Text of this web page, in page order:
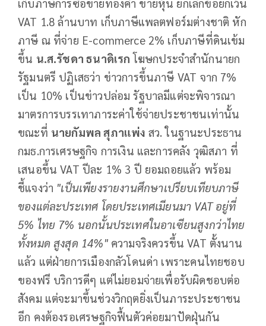
เก็บภาษีการซื้อขายทองคำ ขายหุ้น ยกเลิกข้อยกเว้น
VAT 1.8 ล้านบาท เก็บภาษีแพลตฟอร์มต่างชาติ หัก
ภาษี ณ ที่จ่าย E-commerce 2% เก็บภาษีที่ดินเข้ม
ขึ้น น.ส.รัชดา ธนาดิเรกโฆษกประจำสำนักนายก
รัฐมนตรี ปฏิเสธว่า ข่าวการขึ้นภาษี VAT จาก 7%
เป็น 10% เป็นข่าวปล่อม รัฐบาลมีแต่จะพิจารณา
มาตรการบรรเทาภาระค่าใช้จ่ายประชาชนเท่านั้น
ขณะที่ นายกัมพล สุภาแพ่ง สว. ในฐานะประธาน
กมธ.การเศรษฐกิจ การเงิน และการคลัง วุฒิสภา ที่
เสนอขึ้น VAT ปีละ 1% 3 ปี ยอมถอยแล้ว พร้อม
ชี้แจงว่า "เป็นเพียงรายงานศึกษาเปรียบเทียบภาษี
ของแต่ละประเทศ โดยประเทศเมียนมา VATอยู่ที่
5% ไทย 7% นอกนั้นประเทศในอาเซียนสูงกว่าไทย
ทั้งหมด สูงสุด 14%" ความจริงควรขึ้น VAT ตั้งนาน
แล้ว แต่ฝ่ายการเมืองกลัวโดนด่า เพราะคนไทยชอบ
ของฟรี บริการดีๆ แต่ไม่ยอมจ่ายเพื่อรับผิดชอบต่อ
สังคม แต่จะมาขึ้นช่วงวิกฤตยิ่งเป็นภาระประชาชน
อีก คงต้องรอเศรษฐกิจฟื้นตัวค่อยมาปัดฝุ่นกัน